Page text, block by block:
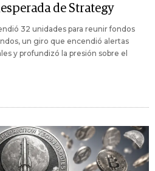
de Strategy
32 unidades para reunir fondos
un giro que encendió alertas
y profundizó la presión sobre el